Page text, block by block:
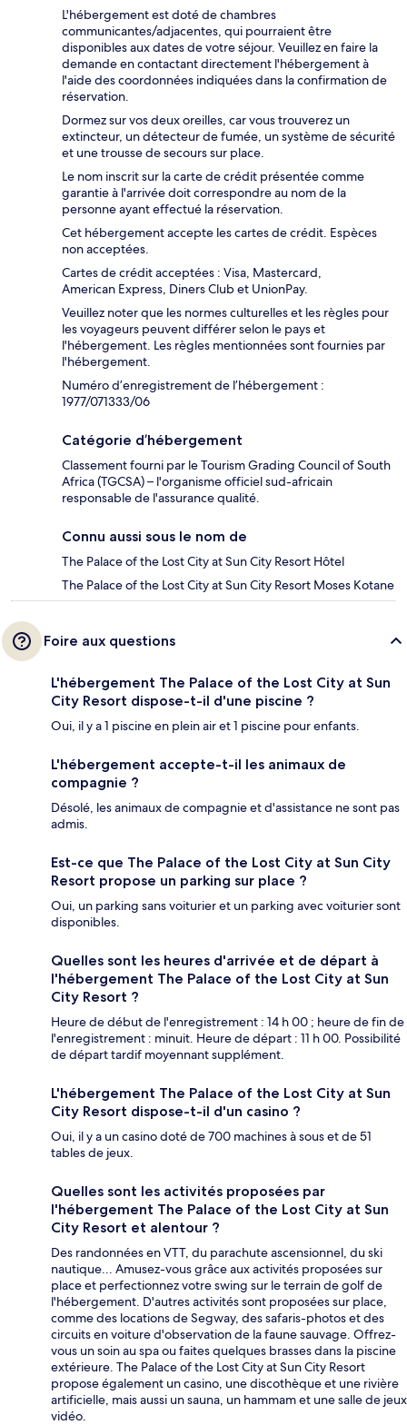
L'hébergement est doté de chambres
communicantes/adjacentes, qui pourraient être
disponibles aux dates de votre séjour. Veuillez en faire la
demande en contactant directement l'hébergement à
l'aide des coordonnées indiquées dans la confirmation de
réservation.
Dormez sur vos deux oreilles, car vous trouverez un
extincteur, un détecteur de fumée, un système de sécurité
et une trousse de secours sur place.
Le nom inscrit sur la carte de crédit présentée comme
garantie à l'arrivée doit correspondre au nom de la
personne ayant effectué la réservation.
Cet hébergement accepte les cartes de crédit. Espèces
non acceptées.
Cartes de crédit acceptées : Visa, Mastercard,
American Express, Diners Club et UnionPay.
Veuillez noter que les normes culturelles et les règles pour
les voyageurs peuvent différer selon le pays et
l'hébergement. Les règles mentionnées sont fournies par
l'hébergement.
Numéro d’enregistrement de l’hébergement :
1977/071333/06
Catégorie d’hébergement
Classement fourni par le Tourism Grading Council of South
Africa (TGCSA) – l'organisme officiel sud-africain
responsable de l'assurance qualité.
Connu aussi sous le nom de
The Palace of the Lost City at Sun City Resort Hôtel
The Palace of the Lost City at Sun City Resort Moses Kotane
Foire aux questions
L'hébergement The Palace of the Lost City at Sun
City Resort dispose-t-il d'une piscine ?
Oui, il y a 1 piscine en plein air et 1 piscine pour enfants.
L'hébergement accepte-t-il les animaux de
compagnie ?
Désolé, les animaux de compagnie et d'assistance ne sont pas
admis.
Est-ce que The Palace of the Lost City at Sun City
Resort propose un parking sur place ?
Oui, un parking sans voiturier et un parking avec voiturier sont
disponibles.
Quelles sont les heures d'arrivée et de départ à
l'hébergement The Palace of the Lost City at Sun
City Resort ?
Heure de début de l'enregistrement : 14 h 00 ; heure de fin de
l'enregistrement : minuit. Heure de départ : 11 h 00. Possibilité
de départ tardif moyennant supplément.
L'hébergement The Palace of the Lost City at Sun
City Resort dispose-t-il d'un casino ?
Oui, il y a un casino doté de 700 machines à sous et de 51
tables de jeux.
Quelles sont les activités proposées par
l'hébergement The Palace of the Lost City at Sun
City Resort et alentour ?
Des randonnées en VTT, du parachute ascensionnel, du ski
nautique... Amusez-vous grâce aux activités proposées sur
place et perfectionnez votre swing sur le terrain de golf de
l'hébergement. D'autres activités sont proposées sur place,
comme des locations de Segway, des safaris-photos et des
circuits en voiture d'observation de la faune sauvage. Offrez-
vous un soin au spa ou faites quelques brasses dans la piscine
extérieure. The Palace of the Lost City at Sun City Resort
propose également un casino, une discothèque et une rivière
artificielle, mais aussi un sauna, un hammam et une salle de jeux
vidéo.